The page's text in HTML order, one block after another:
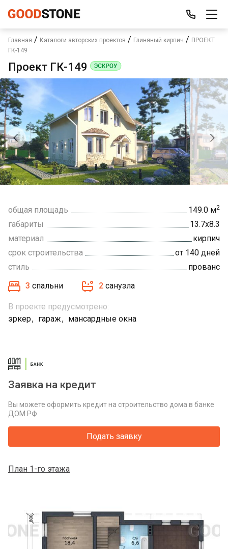
Главная / Каталоги авторских проектов / Глиняный кирпич / ПРОЕКТ
ГК-149
Проект ГК-149
общая площадь 149.0 м2
габариты
13.7х8.3
материал
кирпич
срок строительства
от 140 дней
стиль
прованс
3 спальни 2 санузла
В проекте предусмотрено:
эркер
гараж мансардные окна
Заявка на кредит
Вы можете оформить кредит на строительство дома в банке
ДОМ.РФ
Подать заявку
План 1-го этажа